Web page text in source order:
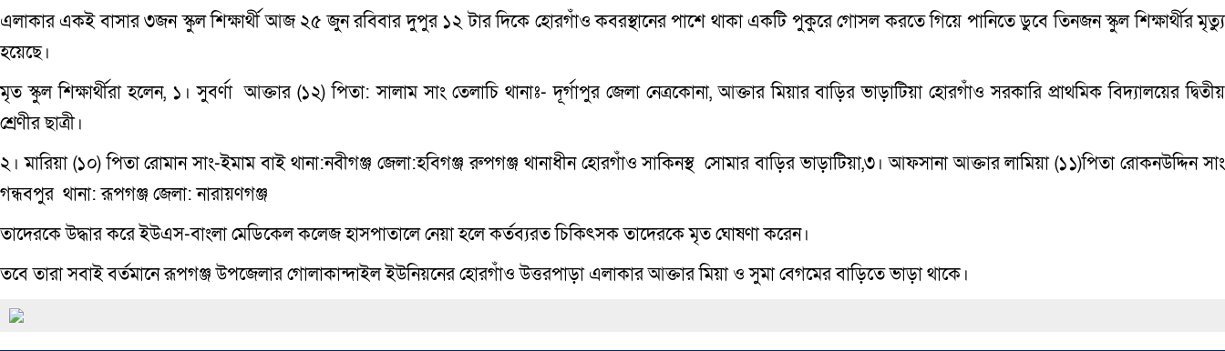
এলাকার একই বাসার ৩জন স্কুল শিক্ষার্থী আজ ২৫ জুন রবিবার দুপুর ১২ টার দিকে হোরগাঁও কবরস্থানের পাশে থাকা একটি পুকুরে গোসল করতে গিয়ে পানিতে ডুবে তিনজন স্কুল শিক্ষার্থীর মৃত্যু
হয়েছে।
মৃত স্কুল শিক্ষার্থীরা হলেন, ১। সুবর্ণা আক্তার (১২) পিতা: সালাম সাং তেলাচি থানাঃ- দূর্গাপুর জেলা নেত্রকোনা, আক্তার মিয়ার বাড়ির ভাড়াটিয়া হোরগাঁও সরকারি প্রাথমিক বিদ্যালয়ের দ্বিতীয়
শ্রেণীর ছাত্রী।
২। মারিয়া (১০) পিতা রোমান সাং-ইমাম বাই থানা:নবীগঞ্জ জেলা:হবিগঞ্জ রুপগঞ্জ থানাধীন হোরগাঁও সাকিনস্থ সোমার বাড়ির ভাড়াটিয়া,৩। আফসানা আক্তার লামিয়া (১১)পিতা রোকনউদ্দিন সাং
গন্ধবপুর থানা: রূপগঞ্জ জেলা: নারায়ণগঞ্জ
তাদেরকে উদ্ধার করে ইউএস-বাংলা মেডিকেল কলেজ হাসপাতালে নেয়া হলে কর্তব্যরত চিকিৎসক তাদেরকে মৃত ঘোষণা করেন।
তবে তারা সবাই বর্তমানে রূপগঞ্জ উপজেলার গোলাকান্দাইল ইউনিয়নের হোরগাঁও উত্তরপাড়া এলাকার আক্তার মিয়া ও সুমা বেগমের বাড়িতে ভাড়া থাকে।